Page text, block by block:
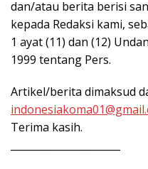
dan/atau berita berisi
kepada Redaksi kami,
1 ayat (11) dan (12)
1999 tentang Pers.
Artikel/berita dimaksud
Terima kasih.